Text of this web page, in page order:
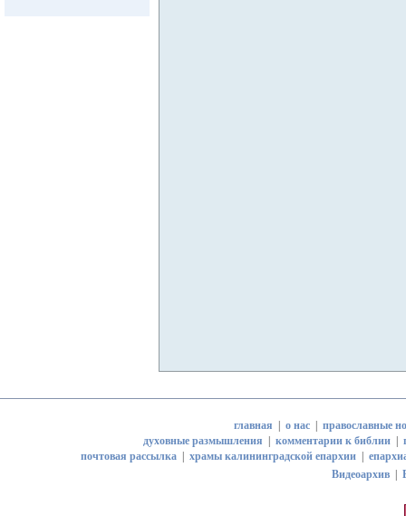
главная о нас| православные
духовные размышления
комментарии к библии
почтовая рассылка| храмы калининградской епархии|
Видеоархив